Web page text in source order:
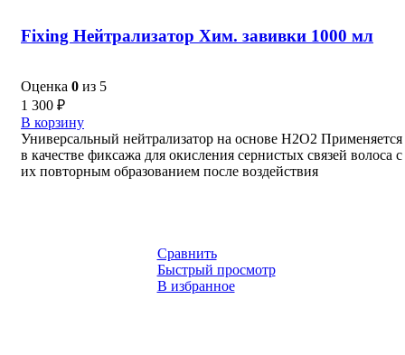
Fixing Нейтрализатор Хим. завивки 1000 мл
Оценка 0 из 5
1 300 ₽
В корзину
Универсальный нейтрализатор на основе Н2О2 Применяется
в качестве фиксажа для окисления сернистых связей волоса с
их повторным образованием после воздействия
Сравнить
Быстрый просмотр
В избранное